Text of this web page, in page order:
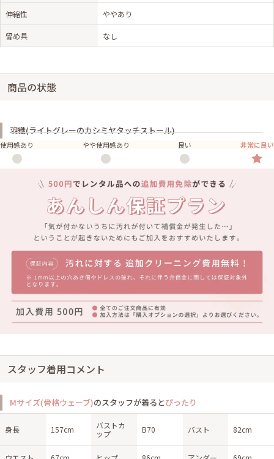
伸縮性 ややあり
留め具 なし
商品の状態
羽織(ライトグレーのカシミヤタッチストール)
使用感あり やや使用感あり 良い 非常に良い
スタッフ着用コメント
Mサイズ(骨格ウェーブ)のスタッフが着るとぴったり
身長 157cm
バストカ
ップ
B70 バスト 82cm